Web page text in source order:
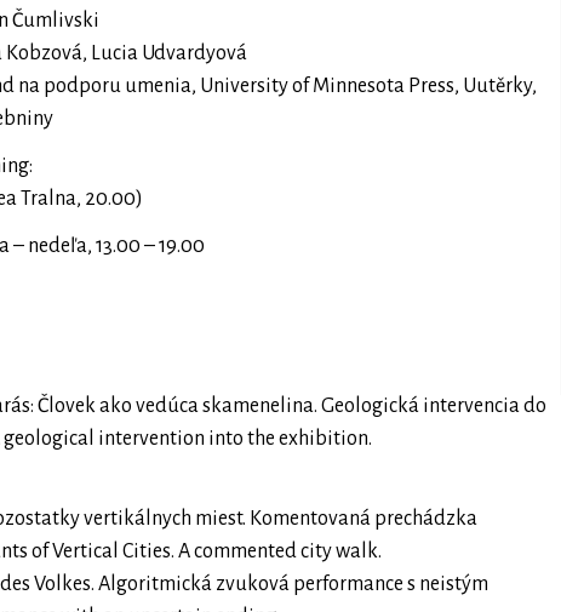
Čumlivski
Lucia Udvardyová
na podporu umenia, University of Minnesota Press, Uutěrky,
Tralna, 20.00)
– nedeľa, 13.00 – 19.00
Človek ako vedúca skamenelina. Geologická intervencia do
geological intervention into the exhibition.
vertikálnych miest. Komentovaná prechádzka
of Vertical Cities. A commented city walk.
Volkes. Algoritmická zvuková performance s neistým